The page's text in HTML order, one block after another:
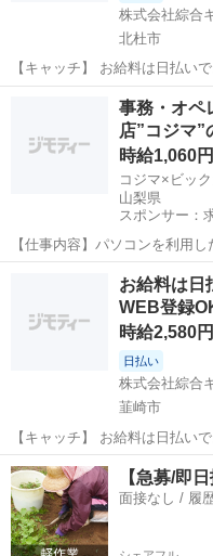
北杜市
【キャッチ】 お給料は日払い
OK！「書類のデータ入力/電話
辺！20代～40代のスタッフが多数活躍中★ 【コ
事をお探しにおススメ...
北杜市 一般事務
事務・オペ
店”コジマ
時給1,060
コジマ×ビッ
山梨県
スポンサー：
【仕事内容】パソコンを利用
仕事になります。 お問い合わ
フがしっかりサポートします
ください 具体的なお仕事は 社
アルバイト・パート
お給料は日
WEB登録
時給2,580円
日払い
韮崎市
【キャッチ】 お給料は日払い
OK！「組立検査」高時給2580
スタッフが多数活躍中★ 【コメント】 ＼大手人材派遣会社で働きませ
んか♪／ 「新しい...
山梨 韮崎市 一般事務
【急募/即
面接なし / 履